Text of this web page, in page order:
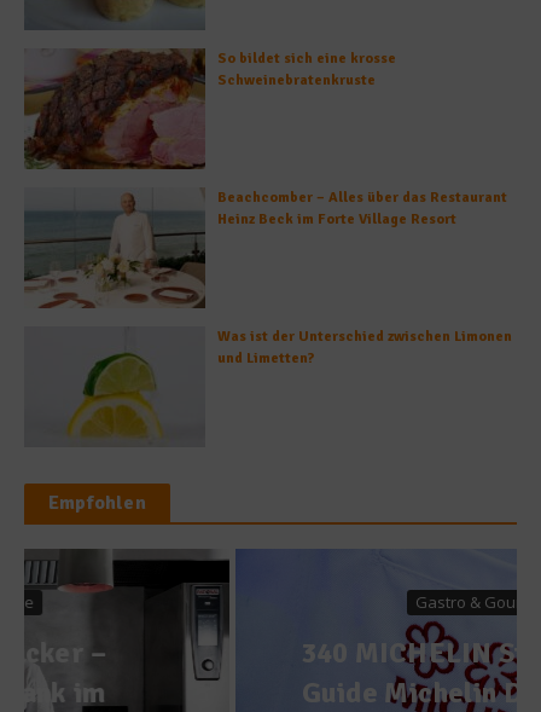
So bildet sich eine krosse
Schweinebratenkruste
Beachcomber – Alles über das Restaurant
Heinz Beck im Forte Village Resort
Was ist der Unterschied zwischen Limonen
und Limetten?
Empfohlen
Gastro & Gourmet
340 MICHELIN Sterne – Der
Guide Michelin Deutschland